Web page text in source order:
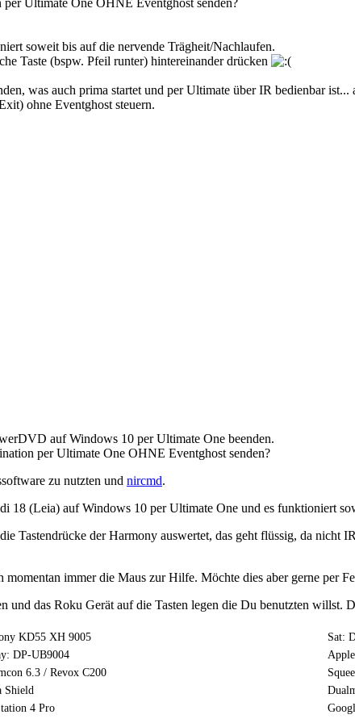
Ultimate One OHNE Eventghost senden?
soweit bis auf die nervende Trägheit/Nachlaufen.
Taste (bspw. Pfeil runter) hintereinander drücken
was auch prima startet und per Ultimate über IR bedienbar
ohne Eventghost steuern.
auf Windows 10 per Ultimate One beenden.
per Ultimate One OHNE Eventghost senden?
zu nutzten und nircmd.
18 (Leia) auf Windows 10 per Ultimate One und es funktioniert
Tastendrücke der Harmony auswertet, das geht flüssig, da nicht
momentan immer die Maus zur Hilfe. Möchte dies aber gerne per
das Roku Gerät auf die Tasten legen die Du benutzten willst.
KD55 XH 9005
Sat:
DP-UB9004
6.3 / Revox C200
Shield
4 Pro